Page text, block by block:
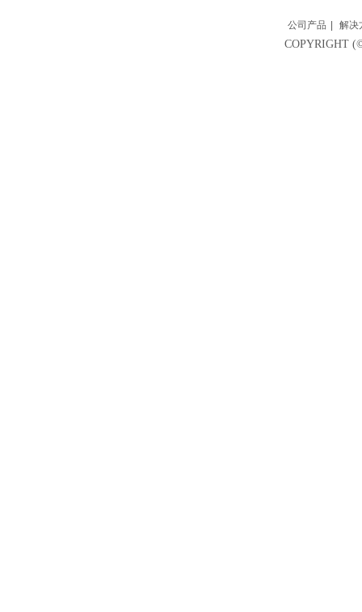
公司产品 解决
COPYRIGHT